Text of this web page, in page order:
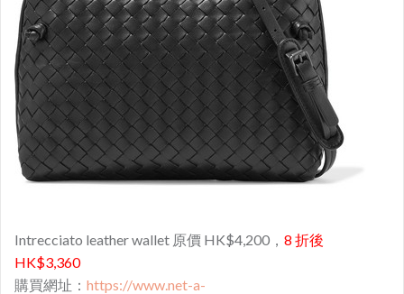
Intrecciato leather wallet 原價 HK$4,200， 8 折後
HK$3,360
購買網址： https://www.net-a-